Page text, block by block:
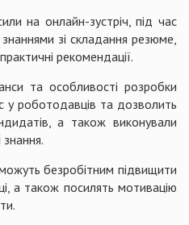
на онлайн-зустріч, під час
зі складання резюме,
рекомендації.
та особливості розробки
у роботодавців та дозволить
а також виконували
безробітним підвищити
а також посилять мотивацію